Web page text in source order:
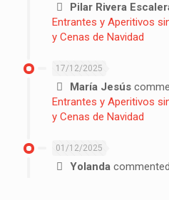
Pilar Rivera
Entrantes y Aperitivos
y Cenas de Navidad
17/12/2025
María Jesús
Entrantes y Aperitivos
y Cenas de Navidad
01/12/2025
Yolanda